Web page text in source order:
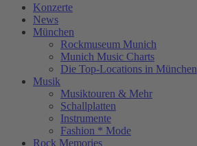
Konzerte
News
München
Rockmuseum Munich
Munich Music Charts
Die Top-Locations in München
Musik
Musiktouren & Mehr
Schallplatten
Instrumente
Fashion * Mode
Rock Memories